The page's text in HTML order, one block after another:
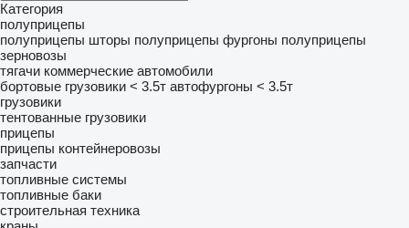
Категория
полуприцепы
полуприцепы шторы полуприцепы фургоны полуприцепы
зерновозы
тягачи коммерческие автомобили
бортовые грузовики < 3.5т автофургоны < 3.5т
грузовики
тентованные грузовики
прицепы
прицепы контейнеровозы
запчасти
топливные системы
топливные баки
строительная техника